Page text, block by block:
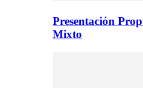
Presentación
Mixto